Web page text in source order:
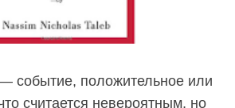
событие, положительное или
считается невероятным, но